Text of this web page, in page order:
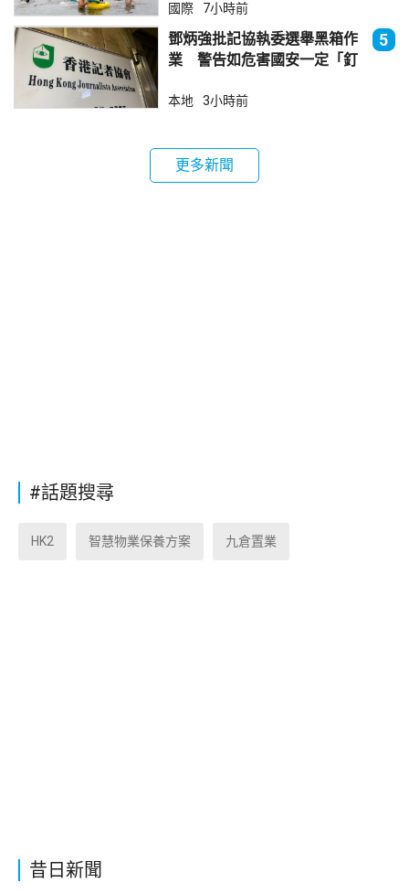
昔日新聞
國際 7小時前
鄧炳強批記協執委選舉黑箱作
業 警告如危害國安一定「釘
5
本地 3小時前
更多新聞
#話題搜尋
HK2 智慧物業保養方案 九倉置業